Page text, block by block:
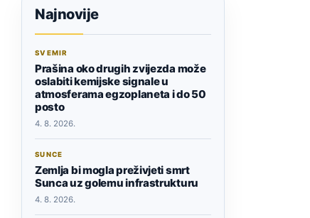
Najnovije
SVEMIR
Prašina oko drugih zvijezda može
oslabiti kemijske signale u
atmosferama egzoplaneta i do 50
posto
4. 8. 2026.
SUNCE
Zemlja bi mogla preživjeti smrt
Sunca uz golemu infrastrukturu
4. 8. 2026.